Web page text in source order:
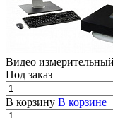
Видео
Под заказ
В корзину В корзине